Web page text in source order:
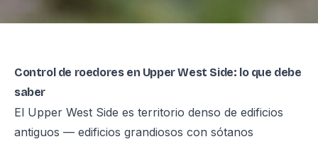
Control de roedores en Upper West Side: lo que debe
saber
El Upper West Side es territorio denso de edificios
antiguos — edificios grandiosos con sótanos